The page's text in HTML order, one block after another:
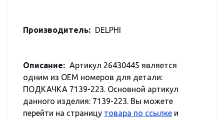
Производитель: DELPHI
Описание: Артикул 26430445 является
одним из OEM номеров для детали:
ПОДКАЧКА 7139-223. Основной артикул
данного изделия: 7139-223. Вы можете
перейти на страницу товара по ссылке и